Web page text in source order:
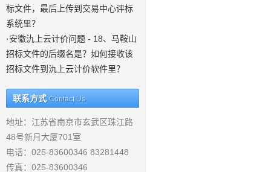
标文件，最后上传到交易中心评标
系统里？
·安徽氿上云计价问题 - 18、马鞍山
招标文件的后缀名是？如何接收该
招标文件到氿上云计价软件里？
联系方式 Contact Us
地址：江苏省南京市玄武区珠江路
48号新月大厦701室
电话：025-83600346 83281448
传真：025-83600346